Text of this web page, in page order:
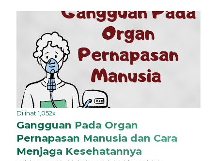
Dilihat 1,052x
Gangguan Pada Organ
Pernapasan Manusia dan Cara
Menjaga Kesehatannya